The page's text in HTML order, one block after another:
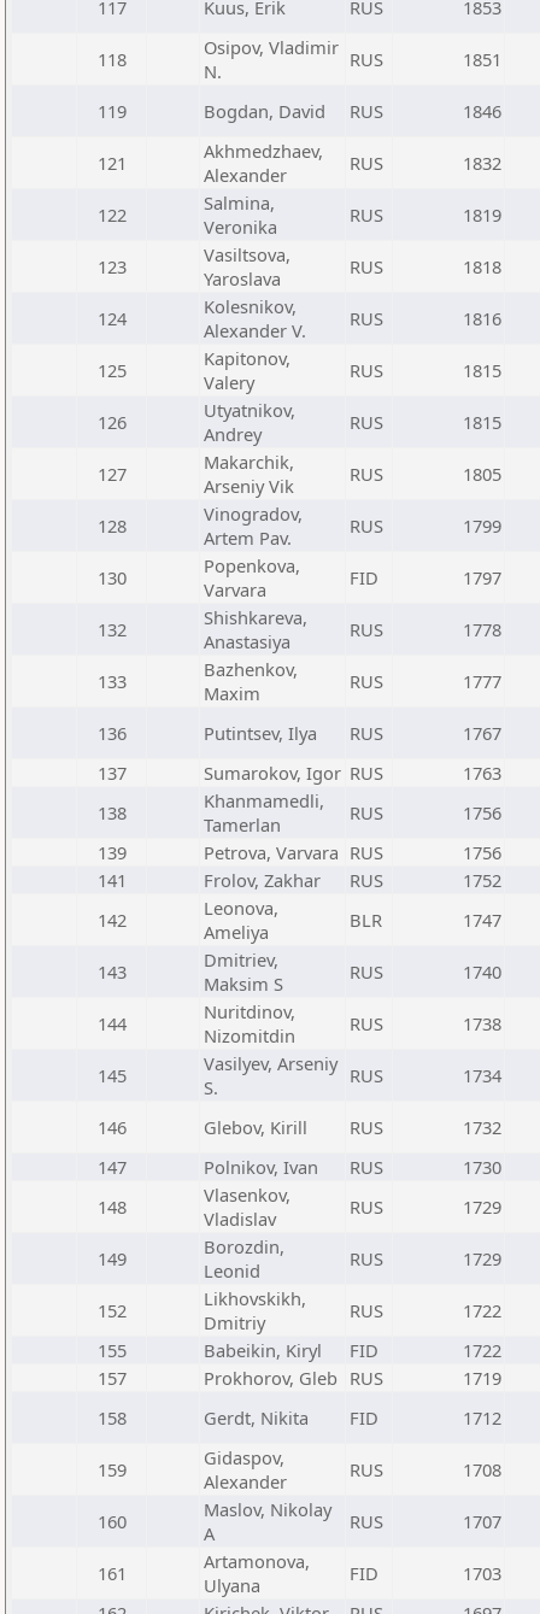
117 Kuus, Erik RUS 1853
118
Osipov, Vladimir
N.
RUS 1851
119 Bogdan, David RUS 1846
121
Akhmedzhaev,
Alexander
RUS 1832
122
Salmina,
Veronika
RUS 1819
123
Vasiltsova,
Yaroslava
RUS 1818
124
Kolesnikov,
Alexander V.
RUS 1816
125
Kapitonov,
Valery
RUS 1815
126
Utyatnikov,
Andrey
RUS 1815
127
Makarchik,
Arseniy Vik
RUS 1805
128
Vinogradov,
Artem Pav.
RUS 1799
130
Popenkova,
Varvara
FID 1797
132
Shishkareva,
Anastasiya
RUS 1778
133
Bazhenkov,
Maxim
RUS 1777
136 Putintsev, Ilya RUS
1767
137
Sumarokov, Igor RUS
1763
138
Khanmamedli,
Tamerlan
RUS
1756
139
Petrova, Varvara RUS
1756
141
Frolov, Zakhar RUS
1752
142
Leonova,
Ameliya
BLR 1747
143
Dmitriev,
Maksim S
RUS 1740
144
Nuritdinov,
Nizomitdin
RUS 1738
145
Vasilyev, Arseniy
S.
RUS 1734
146 Glebov, Kirill RUS
1732
147
Polnikov, Ivan RUS
1730
148
Vlasenkov,
Vladislav
RUS 1729
149
Borozdin,
Leonid
RUS 1729
152
Likhovskikh,
Dmitriy
RUS
1722
155
Babeikin, Kiryl FID
1722
157
Prokhorov, Gleb RUS
1719
158
Gerdt, Nikita FID 1712
159
Gidaspov,
Alexander
RUS 1708
160
Maslov, Nikolay
A
RUS 1707
161
Artamonova,
Ulyana
FID
1703